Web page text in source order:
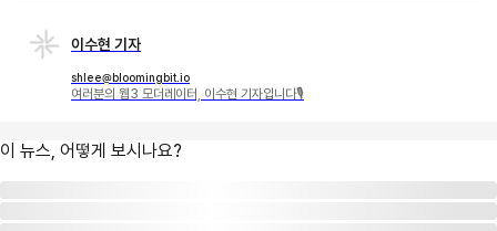
이수현 기자
shlee@bloomingbit.io
여러분의 웹3 모더레이터, 이수현 기자입니다🎙
이 뉴스, 어떻게 보시나요?